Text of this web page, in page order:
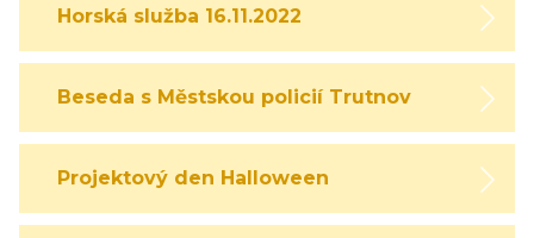
Horská služba 16.11.2022
Beseda s Městskou policií Trutnov
Projektový den Halloween